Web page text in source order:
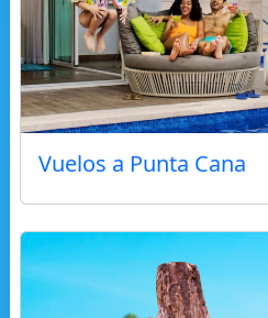
Vuelos a Punta Cana